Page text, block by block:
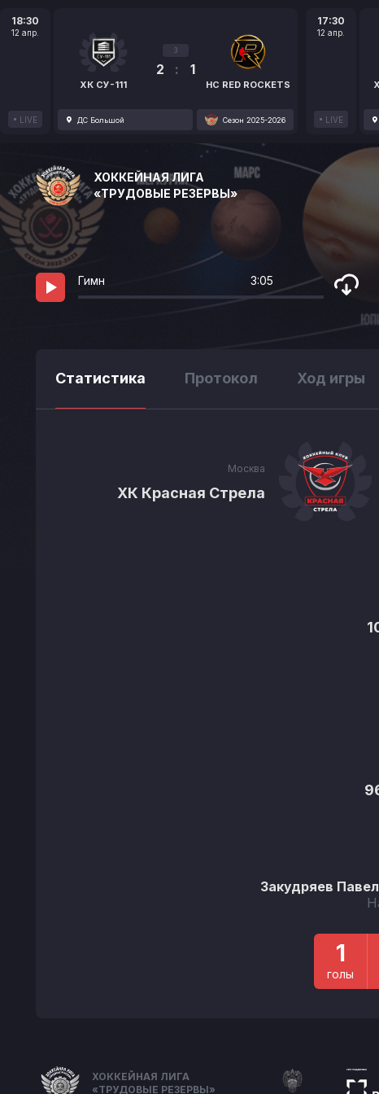
18:30
12 апр.
LIVE
ХК СУ-111
3
2 : 1
HC RED ROCKETS
ДС Большой Сезон 2025-2026
17:30
12 апр.
LIVE
ХОККЕЙНАЯ ЛИГА
«ТРУДОВЫЕ РЕЗЕРВЫ»
Гимн 3:05
Статистика Протокол Ход игры
Москва
ХК Красная Стрела
Закудряев
1
голы
ХОККЕЙНАЯ ЛИГА
«ТРУДОВЫЕ РЕЗЕРВЫ»